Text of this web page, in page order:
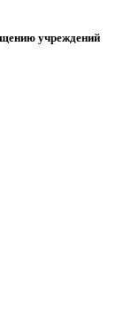
учреждений